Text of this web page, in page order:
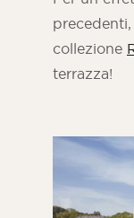
collezione
terrazza!